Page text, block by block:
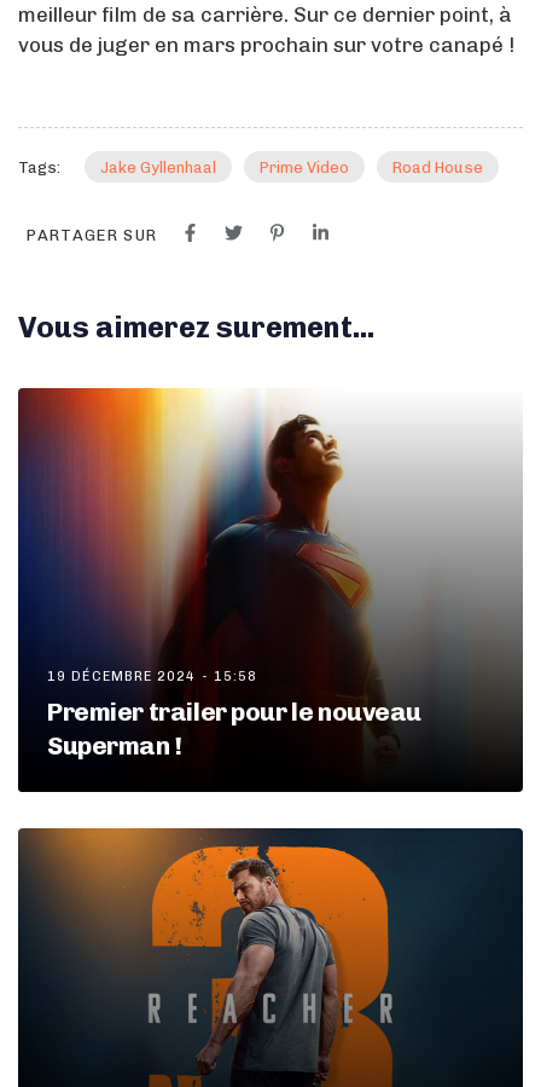
meilleur film de sa carrière. Sur ce dernier point, à
vous de juger en mars prochain sur votre canapé !
Tags: Jake Gyllenhaal Prime Video Road House
PARTAGER SUR
Vous aimerez surement...
19 DÉCEMBRE 2024 - 15:58
Premier trailer pour le nouveau
Superman !